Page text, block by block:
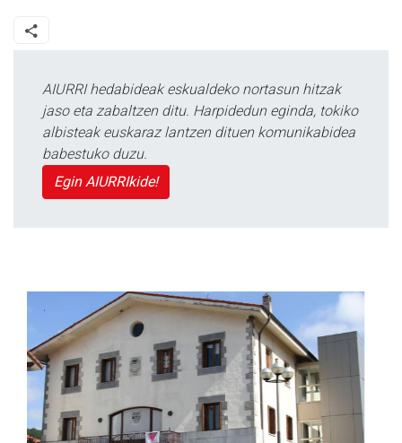
AIURRI hedabideak eskualdeko nortasun hitzak
jaso eta zabaltzen ditu. Harpidedun eginda, tokiko
albisteak euskaraz lantzen dituen komunikabidea
babestuko duzu.
Egin AIURRIkide!